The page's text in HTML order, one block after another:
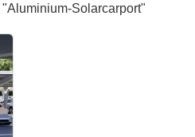
Solarcarport"